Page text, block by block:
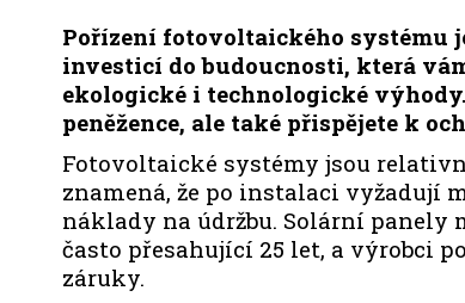
Pořízení fotovoltaického systému
investicí do budoucnosti, která
ekologické i technologické
peněžence, ale také přispějete k
Fotovoltaické systémy jsou
znamená, že po instalaci vyžadují
náklady na údržbu. Solární panely
často přesahující 25 let, a výrobci
záruky.